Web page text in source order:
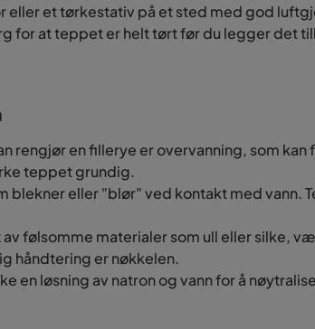
et tørkestativ på et sted med god
for at teppet er helt tørt før du legger det
rengjør en fillerye er overvanning, som
teppet grundig.
blekner eller "blør" ved kontakt med
følsomme materialer som ull eller silke,
håndtering er nøkkelen.
en løsning av natron og vann for å